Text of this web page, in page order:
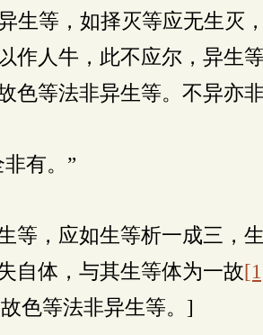
生等，如择灭等应无生灭
作人牛，此不应尔，异生
色等法非异生等。不异亦
有。”
等，应如生等析一成三，
自体，与其生等体为一故
色等法非异生等。]